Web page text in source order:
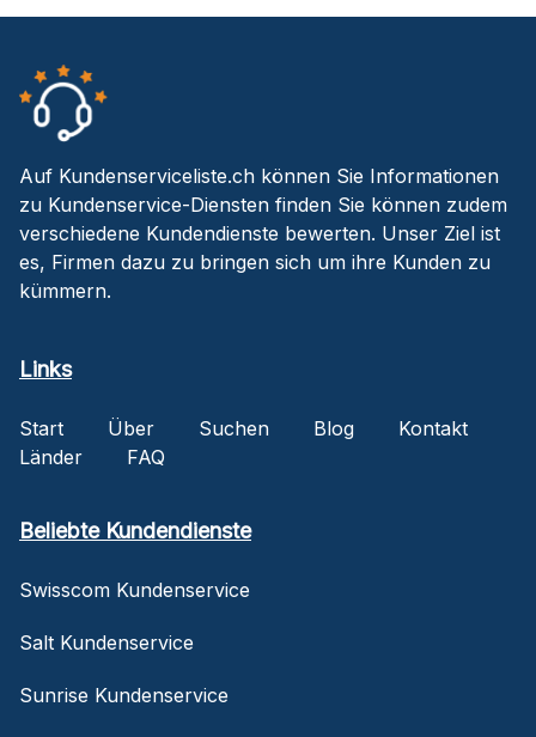
Auf Kundenserviceliste.ch können Sie Informationen
zu Kundenservice-Diensten finden Sie können zudem
verschiedene Kundendienste bewerten. Unser Ziel ist
es, Firmen dazu zu bringen sich um ihre Kunden zu
kümmern.
Links
Start Über Suchen Blog
Kontakt
Länder
FAQ
Beliebte Kundendienste
Swisscom Kundenservice
Salt Kundenservice
Sunrise Kundenservice